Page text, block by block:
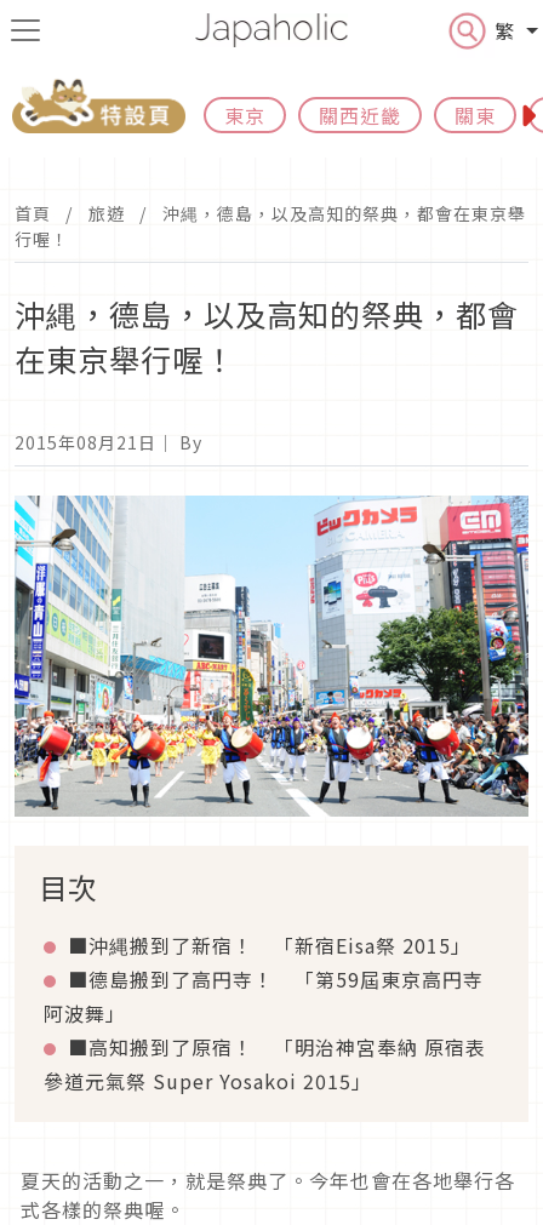
繁
東京 關西近畿 關東
首頁 旅遊
沖縄，德島，以及高知的祭典，都會在東京舉
行喔！
沖縄，德島，以及高知的祭典，都會
在東京舉行喔！
2015年08月21日 ｜ By
目次
■沖縄搬到了新宿！ 「新宿Eisa祭 2015」
■德島搬到了高円寺！ 「第59屆東京高円寺
阿波舞」
■高知搬到了原宿！ 「明治神宮奉納 原宿表
參道元氣祭 Super Yosakoi 2015」
夏天的活動之一，就是祭典了。今年也會在各地舉行各
式各樣的祭典喔。